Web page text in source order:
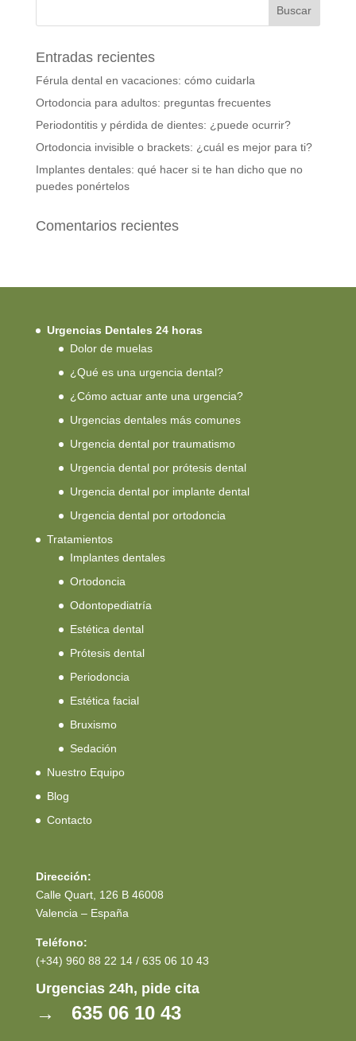
Entradas recientes
Férula dental en vacaciones: cómo cuidarla
Ortodoncia para adultos: preguntas frecuentes
Periodontitis y pérdida de dientes: ¿puede ocurrir?
Ortodoncia invisible o brackets: ¿cuál es mejor para ti?
Implantes dentales: qué hacer si te han dicho que no
puedes ponértelos
Comentarios recientes
Urgencias Dentales 24 horas
Dolor de muelas
¿Qué es una urgencia dental?
¿Cómo actuar ante una urgencia?
Urgencias dentales más comunes
Urgencia dental por traumatismo
Urgencia dental por prótesis dental
Urgencia dental por implante dental
Urgencia dental por ortodoncia
Tratamientos
Implantes dentales
Ortodoncia
Odontopediatría
Estética dental
Prótesis dental
Periodoncia
Estética facial
Bruxismo
Sedación
Nuestro Equipo
Blog
Contacto
Dirección:
Calle Quart, 126 B 46008
Valencia – España
Teléfono:
(+34) 960 88 22 14 / 635 06 10 43
Urgencias 24h, pide cita
→ 635 06 10 43